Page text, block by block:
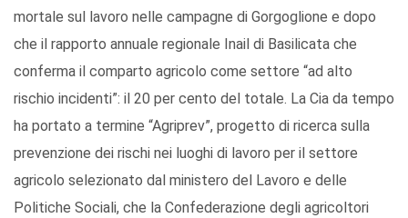
mortale sul lavoro nelle campagne di Gorgoglione e dopo
che il rapporto annuale regionale Inail di Basilicata che
conferma il comparto agricolo come settore “ad alto
rischio incidenti”: il 20 per cento del totale. La Cia da tempo
ha portato a termine “Agriprev”, progetto di ricerca sulla
prevenzione dei rischi nei luoghi di lavoro per il settore
agricolo selezionato dal ministero del Lavoro e delle
Politiche Sociali, che la Confederazione degli agricoltori